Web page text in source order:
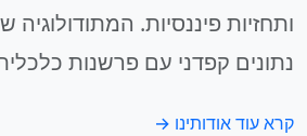
ותחזיות פיננסיות.
נתונים קפדני עם פרשנות
קרא עוד אודותינו →